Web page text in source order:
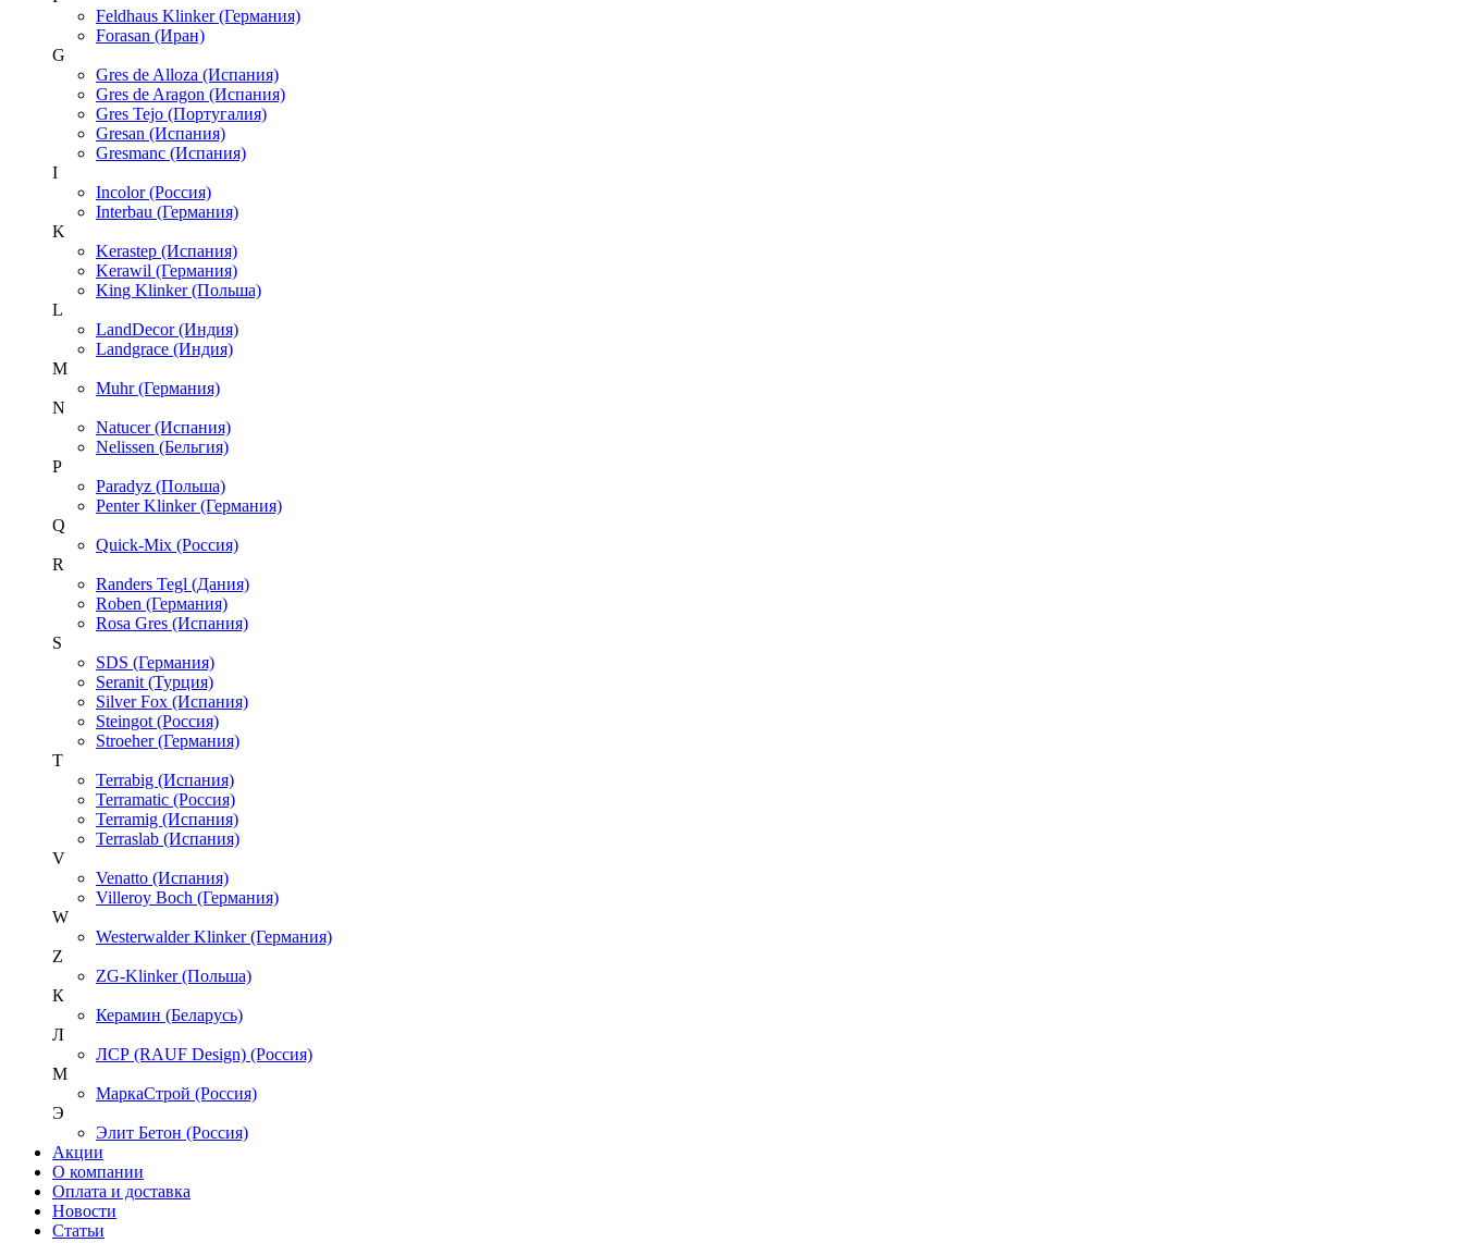
Feldhaus Klinker (Германия)
Forasan (Иран)
G
Gres de Alloza (Испания)
Gres de Aragon (Испания)
Gres Tejo (Португалия)
Gresan (Испания)
Gresmanc (Испания)
I
Incolor (Россия)
Interbau (Германия)
K
Kerastep (Испания)
Kerawil (Германия)
King Klinker (Польша)
L
LandDecor (Индия)
Landgrace (Индия)
M
Muhr (Германия)
N
Natucer (Испания)
Nelissen (Бельгия)
P
Paradyz (Польша)
Penter Klinker (Германия)
Q
Quick-Mix (Россия)
R
Randers Tegl (Дания)
Roben (Германия)
Rosa Gres (Испания)
S
SDS (Германия)
Seranit (Турция)
Silver Fox (Испания)
Steingot (Россия)
Stroeher (Германия)
T
Terrabig (Испания)
Terramatic (Россия)
Terramig (Испания)
Terraslab (Испания)
V
Venatto (Испания)
Villeroy Boch (Германия)
W
Westerwalder Klinker (Германия)
Z
ZG-Klinker (Польша)
К
Керамин (Беларусь)
Л
ЛСР (RAUF Design) (Россия)
М
МаркаСтрой (Россия)
Э
Элит Бетон (Россия)
Акции
О компании
Оплата и доставка
Новости
Статьи